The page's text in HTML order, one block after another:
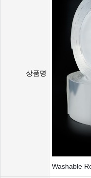
상품명
Washable